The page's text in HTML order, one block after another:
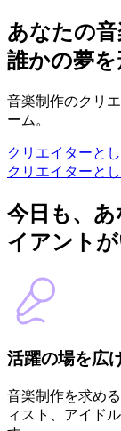
あなたの音
誰かの夢を
音楽制作のクリ
ーム。
クリエイターと
クリエイターと
今日も、
イアント
活躍の場を広
音楽制作を求め
ィスト、アイド